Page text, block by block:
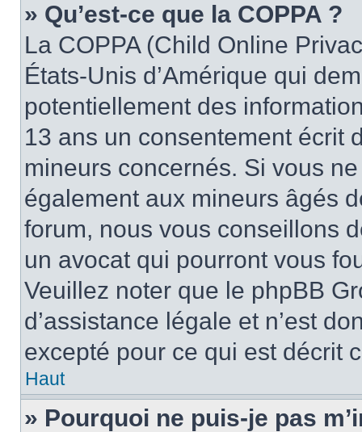
» Qu’est-ce que la COPPA ?
La COPPA (Child Online
États-Unis d’Amérique qui
potentiellement des
13 ans un consentement écrit
mineurs concernés. Si vous
également aux mineurs âgés
forum, nous vous conseillons
un avocat qui pourront vous
Veuillez noter que le phpBB
d’assistance légale et n’est
excepté pour ce qui est décrit
Haut
» Pourquoi ne puis-je pas